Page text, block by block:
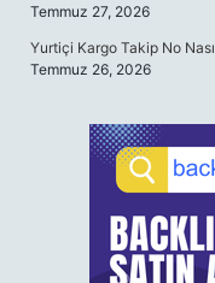
Temmuz 27, 2026
Yurtiçi Kargo Takip No
Temmuz 26, 2026